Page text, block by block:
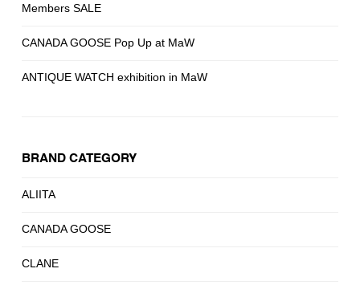
Members SALE
CANADA GOOSE Pop Up at MaW
ANTIQUE WATCH exhibition in MaW
BRAND CATEGORY
ALIITA
CANADA GOOSE
CLANE